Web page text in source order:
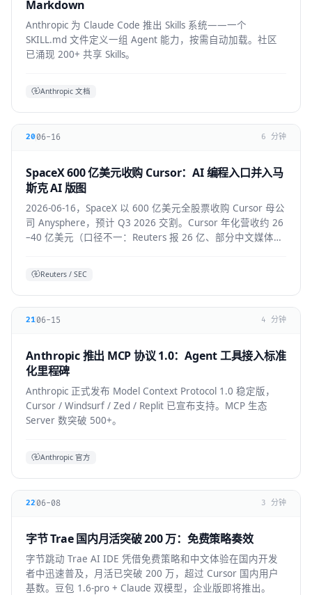
Markdown
Anthropic 为 Claude Code 推出 Skills 系统——一个
SKILL.md 文件定义一组 Agent 能力，按需自动加载。社区
已涌现 200+ 共享 Skills。
Anthropic 文档
2006-16 6 分钟
SpaceX 600 亿美元收购 Cursor：AI 编程入口并入马
斯克 AI 版图
2026-06-16，SpaceX 以 600 亿美元全股票收购 Cursor 母公
司 Anysphere，预计 Q3 2026 交割。Cursor 年化营收约 26
–40 亿美元（口径不一：Reuters 报 26 亿、部分中文媒体报
Reuters / SEC
2106-15 4 分钟
Anthropic 推出 MCP 协议 1.0：Agent 工具接入标准
化里程碑
Anthropic 正式发布 Model Context Protocol 1.0 稳定版，
Cursor / Windsurf / Zed / Replit 已宣布支持。MCP 生态
Server 数突破 500+。
Anthropic 官方
22 06-08 3 分钟
字节 Trae 国内月活突破 200 万：免费策略奏效
字节跳动 Trae AI IDE 凭借免费策略和中文体验在国内开发
者中迅速普及，月活已突破 200 万，超过 Cursor 国内用户
基数。豆包 1.6-pro + Claude 双模型，企业版即将推出。